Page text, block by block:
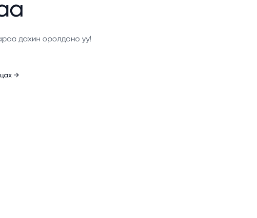
дахин оролдоно уу!
→